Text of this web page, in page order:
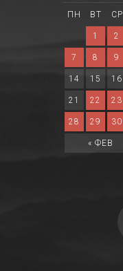
ПН ВТ СР
1 2
7 8 9
14 15 16
21 22 23
28 29 30
« ФЕВ